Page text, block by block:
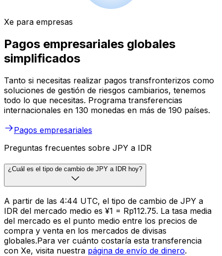
Xe para empresas
Pagos empresariales globales
simplificados
Tanto si necesitas realizar pagos transfronterizos como
soluciones de gestión de riesgos cambiarios, tenemos
todo lo que necesitas. Programa transferencias
internacionales en 130 monedas en más de 190 países.
Pagos empresariales
Preguntas frecuentes sobre JPY a IDR
¿Cuál es el tipo de cambio de JPY a IDR hoy?
A partir de las 4:44 UTC, el tipo de cambio de JPY a
IDR del mercado medio es ¥1 = Rp112.75. La tasa media
del mercado es el punto medio entre los precios de
compra y venta en los mercados de divisas
globales.Para ver cuánto costaría esta transferencia
con Xe, visita nuestra página de envío de dinero.